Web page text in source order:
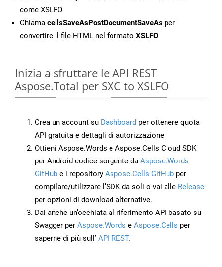
come XSLFO
Chiama cellsSaveAsPostDocumentSaveAs per
convertire il file HTML nel formato XSLFO
Inizia a sfruttare le API REST
Aspose.Total per SXC to XSLFO
Crea un account su Dashboard per ottenere quota
API gratuita e dettagli di autorizzazione
Ottieni Aspose.Words e Aspose.Cells Cloud SDK
per Android codice sorgente da Aspose.Words
GitHub e i repository Aspose.Cells GitHub per
compilare/utilizzare l’SDK da soli o vai alle Release
per opzioni di download alternative.
Dai anche un’occhiata al riferimento API basato su
Swagger per Aspose.Words e Aspose.Cells per
saperne di più sull’ API REST.